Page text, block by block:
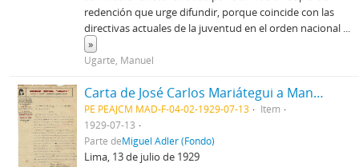
redención que urge difundir, porque coincide con las
directivas actuales de la juventud en el orden nacional ...
»
Ugarte, Manuel
Carta de José Carlos Mariátegui a Manuel Adler
PE PEAJCM MAD-F-04-02-1929-07-13
Item
1929-07-13
Parte deMiguel Adler (Fondo)
Lima, 13 de julio de 1929